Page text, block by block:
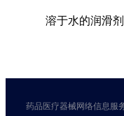
溶于水的润滑
药品医疗器械网络信息服